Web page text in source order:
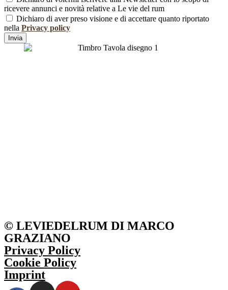
ricevere annunci e novità relative a Le vie del rum
Dichiaro di aver preso visione e di accettare quanto riportato
nella Privacy policy
Invia
© LEVIEDELRUM DI MARCO
GRAZIANO
Privacy Policy
Cookie Policy
Imprint